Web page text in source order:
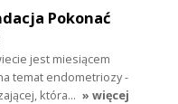
Pokonać
jest miesiącem
temat endometriozy -
która… » więcej